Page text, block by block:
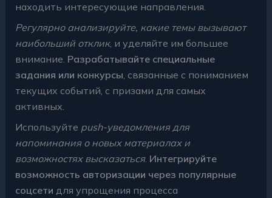
находить интересующие направления.
Регулярно анализируйте, какие темы вызывают
наибольший отклик, и уделяйте им большее
внимание. Разрабатывайте специальные
задания или конкурсы , связанные с пониманием
текущих событий, с призами для самых
активных.
Используйте push-уведомления для
напоминания о новых материалах и
возможностях высказаться. Интегрируйте
возможность авторизации через популярные
соцсети для упрощения процесса